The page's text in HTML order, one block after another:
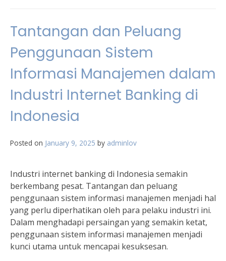
Tantangan dan Peluang
Penggunaan Sistem
Informasi Manajemen dalam
Industri Internet Banking di
Indonesia
Posted on January 9, 2025 by adminlov
Industri internet banking di Indonesia semakin
berkembang pesat. Tantangan dan peluang
penggunaan sistem informasi manajemen menjadi hal
yang perlu diperhatikan oleh para pelaku industri ini.
Dalam menghadapi persaingan yang semakin ketat,
penggunaan sistem informasi manajemen menjadi
kunci utama untuk mencapai kesuksesan.